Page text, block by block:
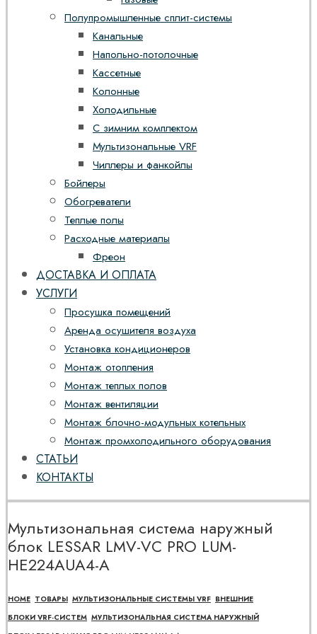
Полупромышленные сплит-системы
Канальные
Напольно-потолочные
Кассетные
Колонные
Холодильные
С зимним комплектом
Мультизональные VRF
Чиллеры и фанкойлы
Бойлеры
Обогреватели
Теплые полы
Расходные материалы
Фреон
ДОСТАВКА И ОПЛАТА
УСЛУГИ
Просушка помещений
Аренда осушителя воздуха
Установка кондиционеров
Монтаж отопления
Монтаж теплых полов
Монтаж вентиляции
Монтаж блочно-модульных котельных
Монтаж промхолодильного оборудования
СТАТЬИ
КОНТАКТЫ
Мультизональная система наружный
блок LESSAR LMV-VC PRO LUM-
HE224AUA4-A
HOME ТОВАРЫ МУЛЬТИЗОНАЛЬНЫЕ СИСТЕМЫ VRF ВНЕШНИЕ
БЛОКИ VRF-СИСТЕМ МУЛЬТИЗОНАЛЬНАЯ СИСТЕМА НАРУЖНЫЙ